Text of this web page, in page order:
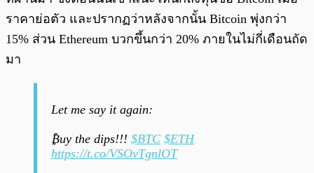
ราคาย่อตัว และปรากฏว่าหลังจากนั้น Bitcoin พุ่งกว่า
15% ส่วน Ethereum บวกขึ้นกว่า 20% ภายในไม่กี่เดือนถัด
มา
Let me say it again:
₿uy the dips!!! $BTC $ETH
https://t.co/VSOvTgnlOT